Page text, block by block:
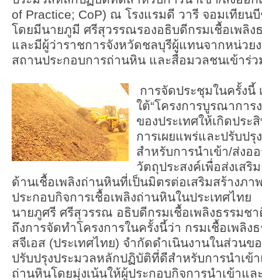
of Practice; CoP) ณ โรงแรมดี วารี จอมเทียน
โดยมีนายภูมี ศรีสุวรรณรองอธิบดีกรมเชื้อเพลิง
และมีผู้ว่าราชการจังหวัดชลบุรีผู้แทนจากหน่วย
สถานประกอบการถ่านหิน และสื่อมวลชนเข้าร่
การจัดประชุมในครั้งนี้
ใต้“โครงการบูรณากา
ของประเทศให้เกิดปร
การเผยแพร่และปรับป
สำหรับการนำเข้า/ส่งอ
วัตถุประสงค์เพื่อส่งเสริ
ด้านเชื้อเพลิงถ่านหินที่เป็นมิตรต่อเสริมสร้างภ
ประกอบกิจการเชื้อเพลิงถ่านหินในประเทศไทย
นายภูศรี ศรีสุวรรณ อธิบดีกรมเชื้อเพลิงธรรมช
ถึงการจัดทำโครงการในครั้งนี้ว่า กรมเชื้อเพลิง
สจีเอส (ประเทศไทย) จำกัดดำเนินงานในส่วนข
ปรับปรุงประมวลหลักปฏิบัติที่ดีสำหรับการนำเข้า
ถ่านหินโดยมุ่งเน้นให้ผู้ประกอบกิจการนำเข้าแล